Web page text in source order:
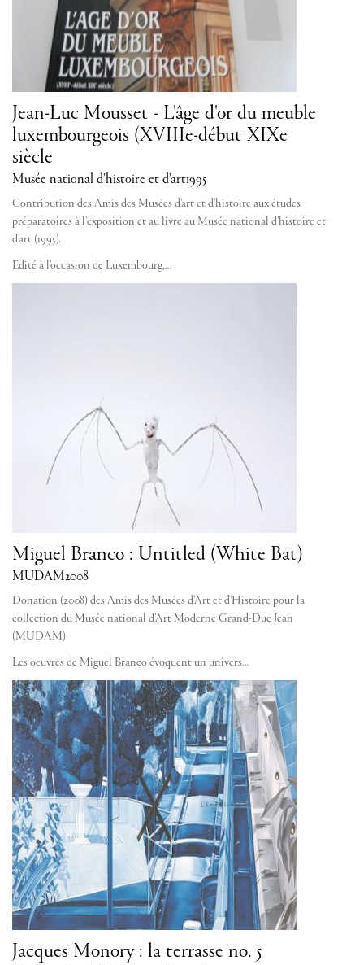
Jean-Luc Mousset - L'âge d'or du meuble
luxembourgeois (XVIIIe-début XIXe
siècle
Musée national d’histoire et d’art1995
Contribution des Amis des Musées d'art et d'histoire aux études
préparatoires à l'exposition et au livre au Musée national d'histoire et
d'art (1995).
Edité à l'occasion de Luxembourg,…
Miguel Branco : Untitled (White Bat)
MUDAM2008
Donation (2008) des Amis des Musées d'Art et d'Histoire pour la
collection du Musée national d'Art Moderne Grand-Duc Jean
(MUDAM)
Les oeuvres de Miguel Branco évoquent un univers…
Jacques Monory : la terrasse no. 5